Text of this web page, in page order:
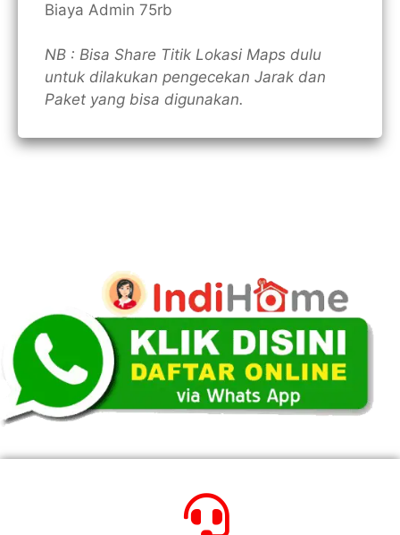
Biaya Admin 75rb
NB : Bisa Share Titik Lokasi Maps dulu
untuk dilakukan pengecekan Jarak dan
Paket yang bisa digunakan.